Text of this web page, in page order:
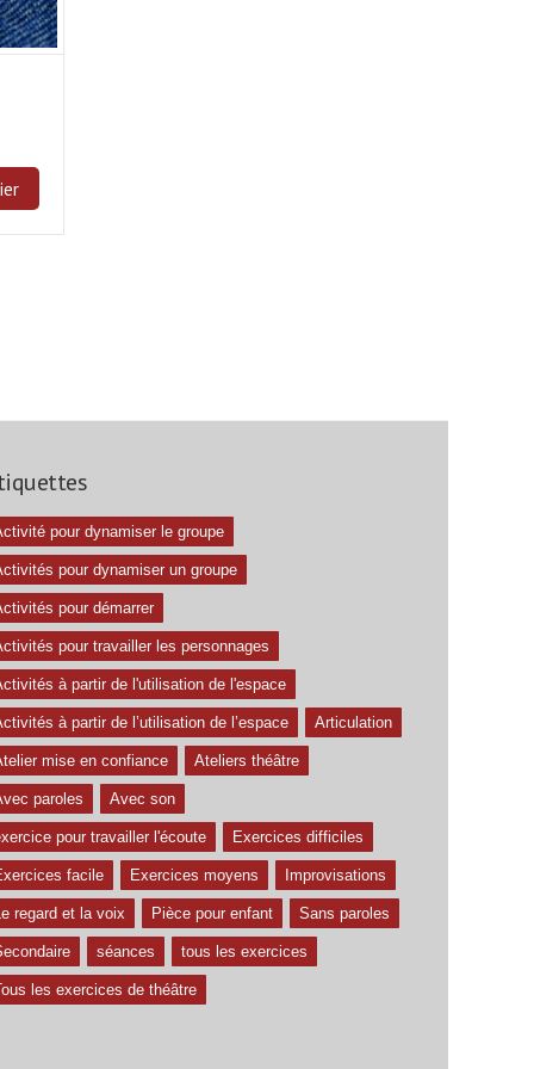
pour dynamiser le groupe
pour dynamiser un groupe
pour démarrer
pour travailler les personnages
à partir de l'utilisation de l'espace
à partir de l’utilisation de l’espace Articulation
mise en confiance Ateliers théâtre
paroles Avec son
pour travailler l'écoute Exercices difficiles
facile Exercices moyens Improvisations
regard et la voix Pièce pour enfant Sans paroles
séances tous les exercices
les exercices de théâtre